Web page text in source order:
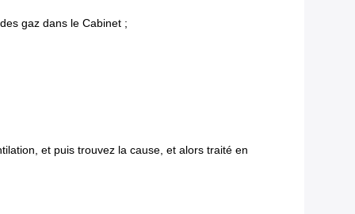
gaz dans le Cabinet ;
et puis trouvez la cause, et alors traité en